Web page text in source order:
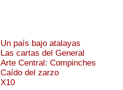
Un país bajo atalayas
Las cartas del General
Arte Central: Compinches
Caído del zarzo
X10